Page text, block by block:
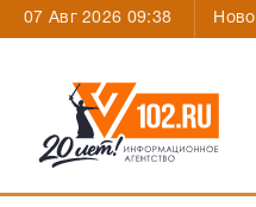
07 Авг 2026 09:38